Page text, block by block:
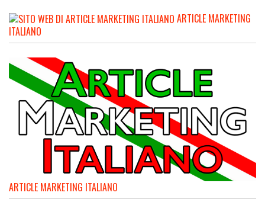
ARTICLE MARKETING
ITALIANO
ARTICLE MARKETING ITALIANO